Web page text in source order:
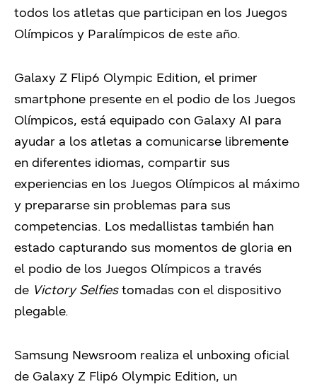
todos los atletas que participan en los Juegos
Olímpicos y Paralímpicos de este año.
Galaxy Z Flip6 Olympic Edition, el primer
smartphone presente en el podio de los Juegos
Olímpicos, está equipado con Galaxy AI para
ayudar a los atletas a comunicarse libremente
en diferentes idiomas, compartir sus
experiencias en los Juegos Olímpicos al máximo
y prepararse sin problemas para sus
competencias. Los medallistas también han
estado capturando sus momentos de gloria en
el podio de los Juegos Olímpicos a través
de Victory Selfiestomadas con el dispositivo
plegable.
Samsung Newsroom realiza el unboxing oficial
de Galaxy Z Flip6 Olympic Edition, un